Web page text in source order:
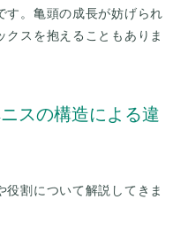
す。亀頭の成長が妨げられ
クスを抱えることもありま
スの構造による違
役割について解説してきま